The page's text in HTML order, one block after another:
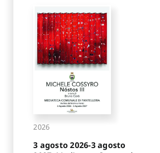
2026
3 agosto 2026-3 agosto